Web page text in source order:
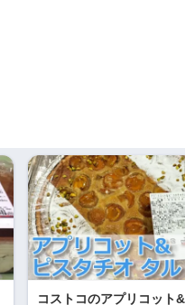
コストコのアプリコット